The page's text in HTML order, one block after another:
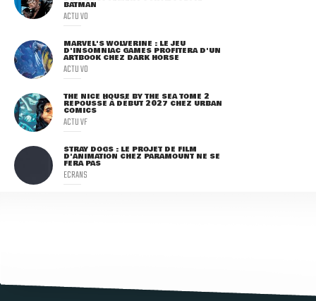
BATMAN
ACTU VO
MARVEL'S WOLVERINE : LE JEU
D'INSOMNIAC GAMES PROFITERA D'UN
ARTBOOK CHEZ DARK HORSE
ACTU VO
THE NICE HOUSE BY THE SEA TOME 2
REPOUSSÉ À DÉBUT 2027 CHEZ URBAN
COMICS
ACTU VF
STRAY DOGS : LE PROJET DE FILM
D'ANIMATION CHEZ PARAMOUNT NE SE
FERA PAS
ECRANS